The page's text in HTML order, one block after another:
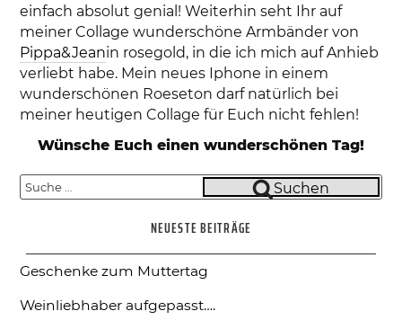
einfach absolut genial! Weiterhin seht Ihr auf
meiner Collage wunderschöne Armbänder von
Pippa&Jeanin rosegold, in die ich mich auf Anhieb
verliebt habe. Mein neues Iphone in einem
wunderschönen Roeseton darf natürlich bei
meiner heutigen Collage für Euch nicht fehlen!
Wünsche Euch einen wunderschönen Tag!
Suche
Suchen
NEUESTE BEITRÄGE
Geschenke zum Muttertag
Weinliebhaber aufgepasst….